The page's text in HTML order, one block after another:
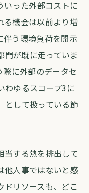
いった外部コストに
る機会は以前より増
伴う環境負荷を開示
門が既に走っていま
に外部のデータセ
わゆるスコープ3に
として扱っている節
当する熱を排出して
他人事ではないと感
ドリソースも、どこ